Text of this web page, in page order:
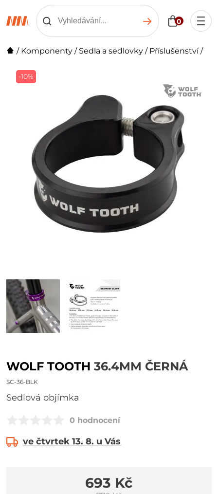
0
/ Komponenty / Sedla a sedlovky / Příslušenství/
-10%
WOLF TOOTH 36.4MM ČERNÁ
SC-36-BLK
sedlová objímka
0 hodnocení
ve čtvrtek 13. 8. u Vás
693 Kč